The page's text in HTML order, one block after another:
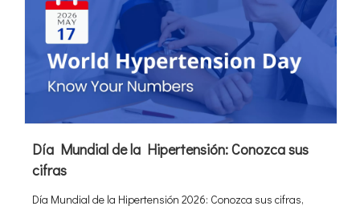
Día Mundial de la Hipertensión: Conozca sus
cifras
Día Mundial de la Hipertensión 2026: Conozca sus cifras,